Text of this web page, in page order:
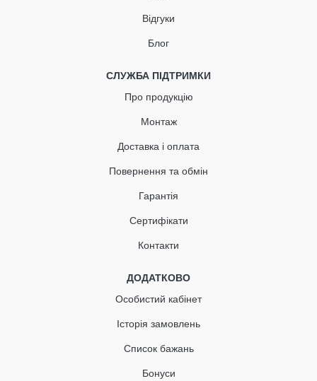
КУПИТЬ
Відгуки
Блог
СЛУЖБА ПІДТРИМКИ
Про продукцію
Монтаж
Доставка і оплата
Повернення та обмін
Гарантія
Сертифікати
Контакти
ДОДАТКОВО
Особистий кабінет
Історія замовлень
Список бажань
Бонуси